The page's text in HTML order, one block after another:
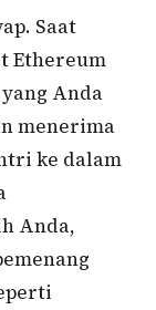
Saat
Ethereum
yang Anda
menerima
ke dalam
Anda,